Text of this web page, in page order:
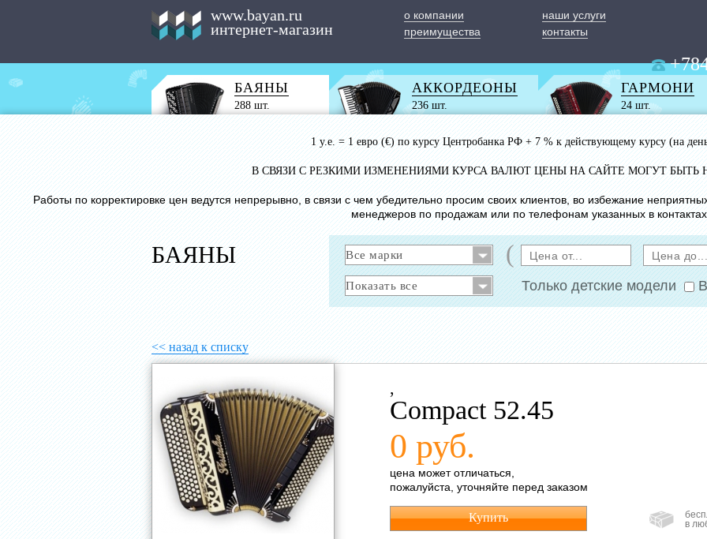
www.bayan.ru
интернет-магазин
о компании
наши услуги
преимущества
контакты
БАЯНЫ
288 шт.
АККОРДЕОНЫ
236 шт.
ГАРМОНИ
24 шт.
1 у.е. = 1 евро (€) по курсу Центробанка РФ + 7 % к действующему курсу (на
В СВЯЗИ С РЕЗКИМИ ИЗМЕНЕНИЯМИ КУРСА ВАЛЮТ ЦЕНЫ НА САЙТЕ МОГУТ БЫТЬ
Работы по корректировке цен ведутся непрерывно, в связи с чем убедительно просим своих клиентов, во избежание
менеджеров по продажам или по телефонам указанных в
БАЯНЫ (
Только детские модели
<< назад к списку
,
Compact 52.45
0 руб.
цена может отличаться,
пожалуйста, уточняйте перед заказом
Купить
в